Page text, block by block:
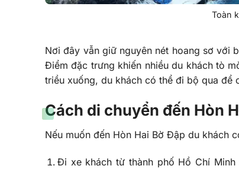
Toàn
Nơi đây vẫn giữ nguyên nét hoang sơ với
Điểm đặc trưng khiến nhiều du khách tò
triều xuống, du khách có thể đi bộ qua để
Cách di chuyển đến Hòn
Nếu muốn đến Hòn Hai Bờ Đập du khách
Đi xe khách từ thành phố Hồ Chí Minh